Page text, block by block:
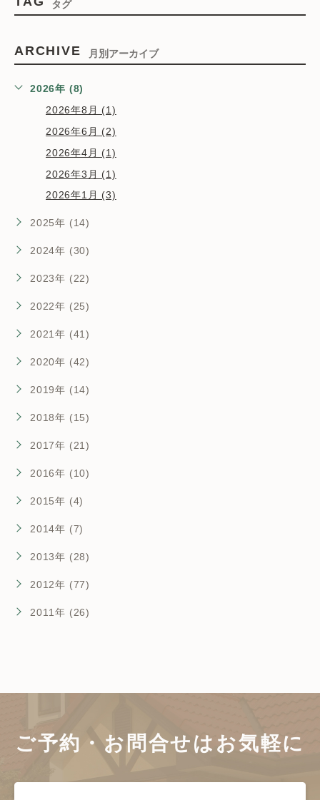
タグ
ARCHIVE 月別アーカイブ
2026年 (8)
2026年8月 (1)
2026年6月 (2)
2026年4月 (1)
2026年3月 (1)
2026年1月 (3)
2025年 (14)
2024年 (30)
2023年 (22)
2022年 (25)
2021年 (41)
2020年 (42)
2019年 (14)
2018年 (15)
2017年 (21)
2016年 (10)
2015年 (4)
2014年 (7)
2013年 (28)
2012年 (77)
2011年 (26)
ご予約・お問合せは お気軽に